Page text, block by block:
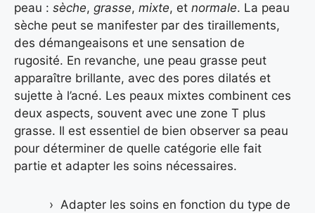
peau : sèche, grasse, mixte, et normale. La peau
sèche peut se manifester par des tiraillements,
des démangeaisons et une sensation de
rugosité. En revanche, une peau grasse peut
apparaître brillante, avec des pores dilatés et
sujette à l’acné. Les peaux mixtes combinent ces
deux aspects, souvent avec une zone T plus
grasse. Il est essentiel de bien observer sa peau
pour déterminer de quelle catégorie elle fait
partie et adapter les soins nécessaires.
Adapter les soins en fonction du type de